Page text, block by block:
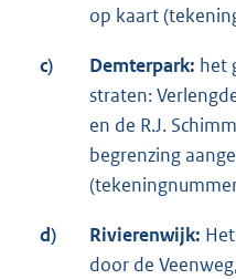
op kaart
c) Demterpark: het
straten:
en de R.J.
begrenzing
d) Rivierenwijk:
door de